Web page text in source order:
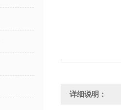
详细说明：